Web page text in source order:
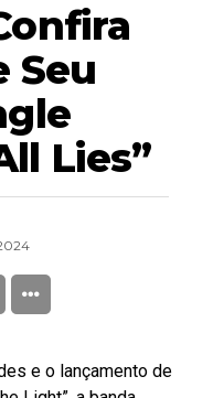
Seu
Lies”
e o lançamento de